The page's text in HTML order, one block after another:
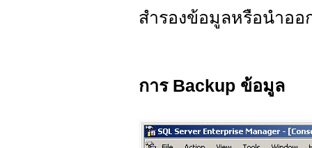
สำรองข้อมูลหรือนำออ
การ Backup ข้อมูล